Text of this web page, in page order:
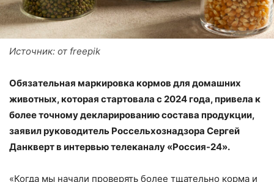
Источник: от freepik
Обязательная маркировка кормов для домашних
животных, которая стартовала с 2024 года, привела к
более точному декларированию состава продукции,
заявил руководитель Россельхознадзора Сергей
Данкверт в интервью телеканалу «Россия-24».
«Когда мы начали проверять более тщательно корма и